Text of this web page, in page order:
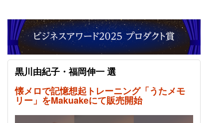
黒川由紀子・福岡伸一 選
懐メロで記憶想起トレーニング「うたメモ
リー」をMakuakeにて販売開始